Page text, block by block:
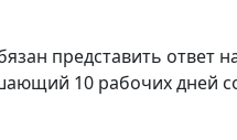
представить ответ
10 рабочих дней